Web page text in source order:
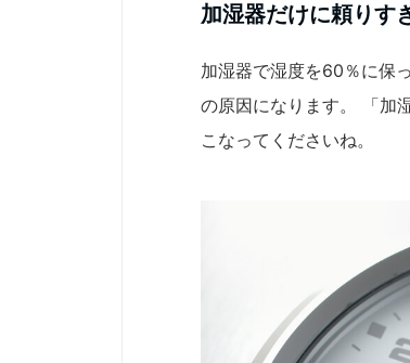
加湿器だけに頼りす
加湿器で湿度を60％に保
の原因になります。 「加
こなってくださいね。